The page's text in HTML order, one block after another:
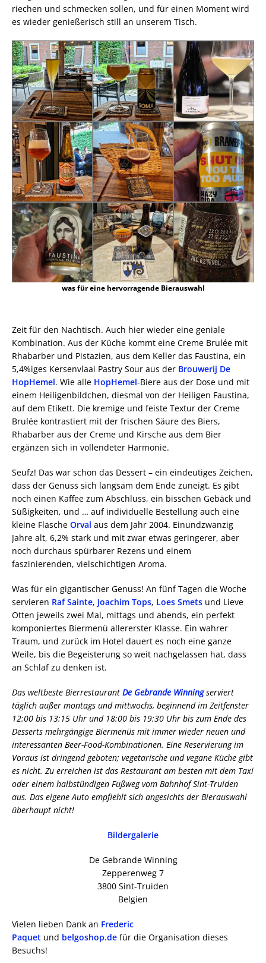
riechen und schmecken sollen, und für einen Moment wird
es wieder genießerisch still an unserem Tisch.
was für eine hervorragende Bierauswahl
Zeit für den Nachtisch. Auch hier wieder eine geniale
Kombination. Aus der Küche kommt eine Creme Brulée mit
Rhabarber und Pistazien, aus dem Keller das Faustina, ein
5,4%iges Kersenvlaai Pastry Sour aus der Brouwerij De
HopHemel. Wie alle HopHemel-Biere aus der Dose und mit
einem Heiligenbildchen, diesmal von der Heiligen Faustina,
auf dem Etikett. Die kremige und feiste Textur der Creme
Brulée kontrastiert mit der frischen Säure des Biers,
Rhabarber aus der Creme und Kirsche aus dem Bier
ergänzen sich in vollendeter Harmonie.
Seufz! Das war schon das Dessert – ein eindeutiges Zeichen,
dass der Genuss sich langsam dem Ende zuneigt. Es gibt
noch einen Kaffee zum Abschluss, ein bisschen Gebäck und
Süßigkeiten, und … auf individuelle Bestellung auch eine
kleine Flasche Orval aus dem Jahr 2004. Einundzwanzig
Jahre alt, 6,2% stark und mit zwar etwas geringerer, aber
noch durchaus spürbarer Rezens und einem
faszinierenden, vielschichtigen Aroma.
Was für ein gigantischer Genuss! An fünf Tagen die Woche
servieren Raf Sainte, Joachim Tops, Loes Smets und Lieve
Otten jeweils zwei Mal, mittags und abends, ein perfekt
komponiertes Biermenü allererster Klasse. Ein wahrer
Traum, und zurück im Hotel dauert es noch eine ganze
Weile, bis die Begeisterung so weit nachgelassen hat, dass
an Schlaf zu denken ist.
Das weltbeste Bierrestaurant De Gebrande Winningserviert
täglich außer montags und mittwochs, beginnend im Zeitfenster
12:00 bis 13:15 Uhr und 18:00 bis 19:30 Uhr bis zum Ende des
Desserts mehrgängige Biermenüs mit immer wieder neuen und
interessanten Beer-Food-Kombinationen. Eine Reservierung im
Voraus ist dringend geboten; vegetarische und vegane Küche gibt
es nicht. Zu erreichen ist das Restaurant am besten mit dem Taxi
oder einem halbstündigen Fußweg vom Bahnhof Sint-Truiden
aus. Das eigene Auto empfiehlt sich angesichts der Bierauswahl
überhaupt nicht!
Bildergalerie
De Gebrande Winning
Zepperenweg 7
3800 Sint-Truiden
Belgien
Vielen lieben Dank an Frederic
Paquet und belgoshop.de für die Organisation dieses
Besuchs!